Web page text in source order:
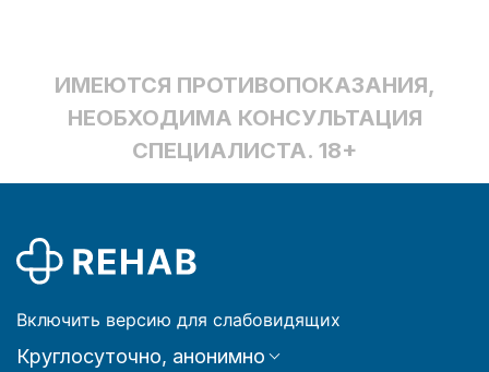
ИМЕЮТСЯ ПРОТИВОПОКАЗАНИЯ,
НЕОБХОДИМА КОНСУЛЬТАЦИЯ
СПЕЦИАЛИСТА. 18+
Включить версию для слабовидящих
Круглосуточно, анонимно